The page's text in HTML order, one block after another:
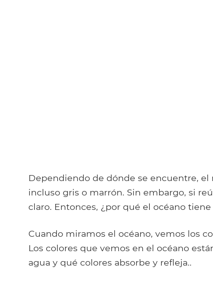
Dependiendo de dónde se encuentre,
incluso gris o marrón. Sin embargo, si
claro. Entonces, ¿por qué el océano
Cuando miramos el océano, vemos los
Los colores que vemos en el océano
agua y qué colores absorbe y refleja..